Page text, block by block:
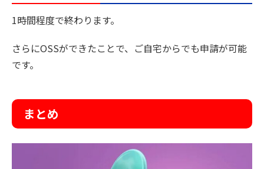
1時間程度で終わります。
さらにOSSができたことで、ご自宅からでも申請が可能
です。
まとめ